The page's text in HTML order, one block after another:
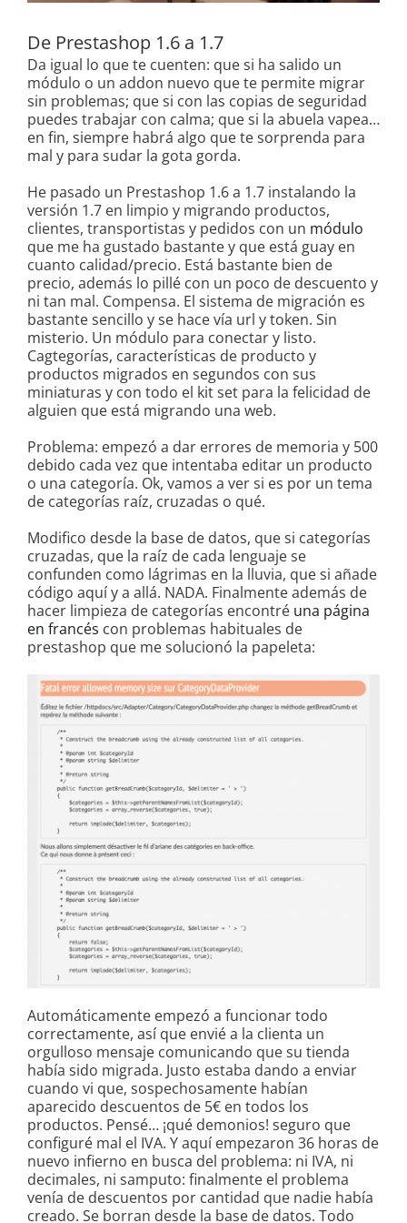
De Prestashop 1.6 a 1.7
Da igual lo que te cuenten: que si ha salido un
módulo o un addon nuevo que te permite migrar
sin problemas; que si con las copias de seguridad
puedes trabajar con calma; que si la abuela vapea…
en fin, siempre habrá algo que te sorprenda para
mal y para sudar la gota gorda.
He pasado un Prestashop 1.6 a 1.7 instalando la
versión 1.7 en limpio y migrando productos,
clientes, transportistas y pedidos con un módulo
que me ha gustado bastante y que está guay en
cuanto calidad/precio. Está bastante bien de
precio, además lo pillé con un poco de descuento y
ni tan mal. Compensa. El sistema de migración es
bastante sencillo y se hace vía url y token. Sin
misterio. Un módulo para conectar y listo.
Cagtegorías, características de producto y
productos migrados en segundos con sus
miniaturas y con todo el kit set para la felicidad de
alguien que está migrando una web.
Problema: empezó a dar errores de memoria y 500
debido cada vez que intentaba editar un producto
o una categoría. Ok, vamos a ver si es por un tema
de categorías raíz, cruzadas o qué.
Modifico desde la base de datos, que si categorías
cruzadas, que la raíz de cada lenguaje se
confunden como lágrimas en la lluvia, que si añade
código aquí y a allá. NADA. Finalmente además de
hacer limpieza de categorías encontré una página
en francés con problemas habituales de
prestashop que me solucionó la papeleta:
Automáticamente empezó a funcionar todo
correctamente, así que envié a la clienta un
orgulloso mensaje comunicando que su tienda
había sido migrada. Justo estaba dando a enviar
cuando vi que, sospechosamente habían
aparecido descuentos de 5€ en todos los
productos. Pensé… ¡qué demonios! seguro que
configuré mal el IVA. Y aquí empezaron 36 horas de
nuevo infierno en busca del problema: ni IVA, ni
decimales, ni samputo: finalmente el problema
venía de descuentos por cantidad que nadie había
creado. Se borran desde la base de datos. Todo